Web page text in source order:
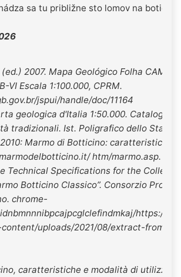
sa tu približne sto lomov na
2007. Mapa Geológico Folha CAMPO
VI Escala 1:100.000, CPRM.
jspui/handle/doc/11164
geologica d'Italia 1:50.000. Catalogo
tradizionali. Ist. Poligrafico dello Stato.
Marmo di Botticino: caratteristiche
htm/marmo.asp.
Technical Specifications for the
Botticino Classico”. Consorzio
chrome-
https://
uploads/2021/08/extract-from-
caratteristiche e modalità di utilizzo